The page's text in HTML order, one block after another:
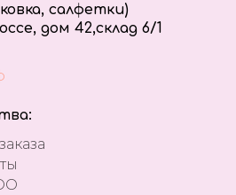
салфетки)
дом 42,склад 6/1